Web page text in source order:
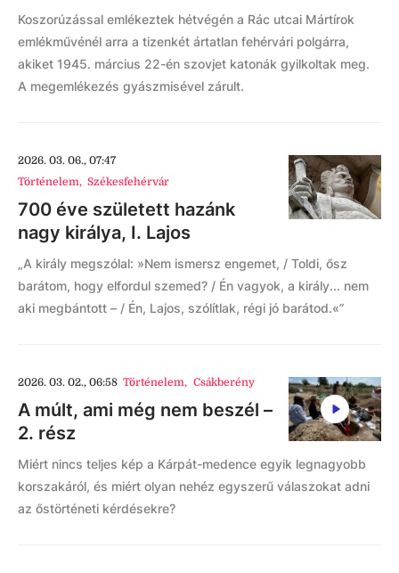
Koszorúzással emlékeztek hétvégén a Rác utcai Mártírok
emlékművénél arra a tizenkét ártatlan fehérvári polgárra,
akiket 1945. március 22-én szovjet katonák gyilkoltak meg.
A megemlékezés gyászmisével zárult.
2026. 03. 06., 07:47
Történelem, Székesfehérvár
700 éve született hazánk
nagy királya, I. Lajos
„A király megszólal: »Nem ismersz engemet, / Toldi, ősz
barátom, hogy elfordul szemed? / Én vagyok, a király... nem
aki megbántott – / Én, Lajos, szólítlak, régi jó barátod.«”
2026. 03. 02., 06:58 Történelem, Csákberény
A múlt, ami még nem beszél –
2. rész
Miért nincs teljes kép a Kárpát-medence egyik legnagyobb
korszakáról, és miért olyan nehéz egyszerű válaszokat adni
az őstörténeti kérdésekre?